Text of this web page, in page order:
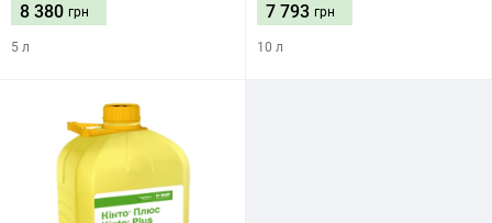
8 380 грн
5 л
7 793 грн
10 л